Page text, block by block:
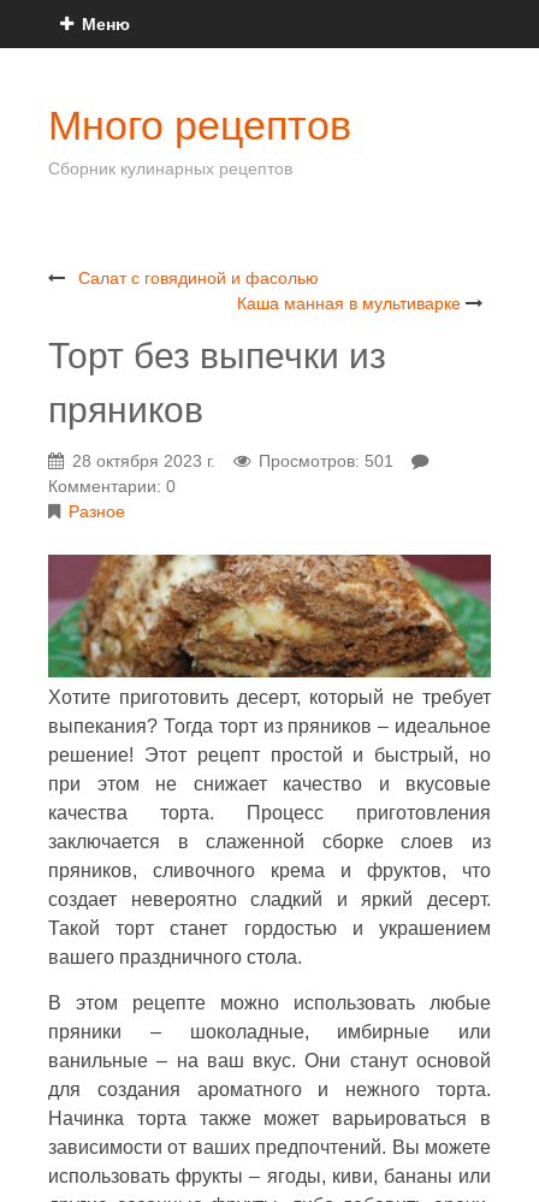
Меню
Много рецептов
Сборник кулинарных рецептов
Салат с говядиной и фасолью
Каша манная в мультиварке
Торт без выпечки из
пряников
28 октября 2023 г.
Просмотров: 501
Комментарии: 0
Разное
Хотите приготовить десерт, который не требует
выпекания? Тогда торт из пряников – идеальное
решение! Этот рецепт простой и быстрый, но
при этом не снижает качество и вкусовые
качества торта. Процесс приготовления
заключается в слаженной сборке слоев из
пряников, сливочного крема и фруктов, что
создает невероятно сладкий и яркий десерт.
Такой торт станет гордостью и украшением
вашего праздничного стола.
В этом рецепте можно использовать любые
пряники – шоколадные, имбирные или
ванильные – на ваш вкус. Они станут основой
для создания ароматного и нежного торта.
Начинка торта также может варьироваться в
зависимости от ваших предпочтений. Вы можете
использовать фрукты – ягоды, киви, бананы или